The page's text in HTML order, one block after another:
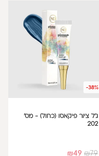
-38%
ג'ל ציור פיקאסו (כחול) - מס'
202
₪79
₪49